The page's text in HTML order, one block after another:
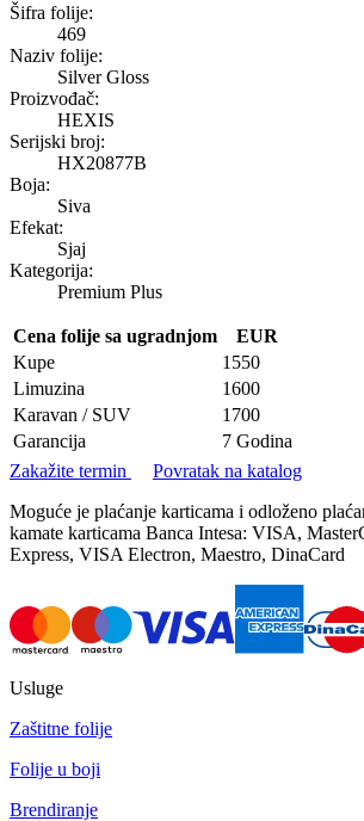
Silver Gloss
Šifra folije:
469
Naziv folije:
Silver Gloss
Proizvođač:
HEXIS
Serijski broj:
HX20877B
Boja:
Siva
Efekat:
Sjaj
Kategorija:
Premium Plus
Cena folije sa ugradnjom
EUR
Kupe
1550
Limuzina
1600
Karavan / SUV
1700
Garancija
7 Godina
Zakažite termin
Povratak na katalog
Moguće je plaćanje karticama i odloženo
kamate karticama Banca Intesa: VISA,
Express, VISA Electron, Maestro, DinaCard
Usluge
Zaštitne folije
Folije u boji
Brendiranje